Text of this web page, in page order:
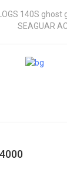
140S ghost
SEAGUAR